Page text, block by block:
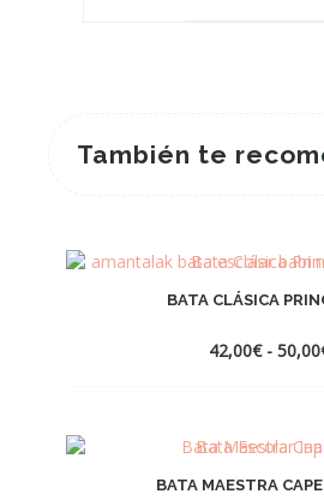
También te
BATA CLÁSICA
42,00€ - 50,00
BATA MAESTRA